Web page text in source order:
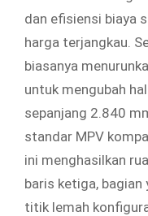
dan efisiensi biaya
harga terjangkau.
biasanya
untuk mengubah
sepanjang 2.840
standar MPV
ini menghasilkan
baris ketiga, bagian
titik lemah